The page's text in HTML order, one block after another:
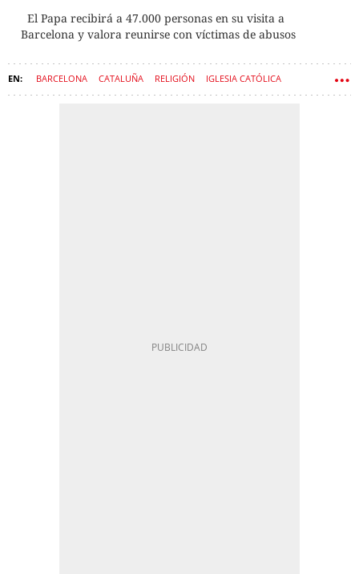
El Papa recibirá a 47.000 personas en su visita a
Barcelona y valora reunirse con víctimas de abusos
BARCELONA CATALUÑA RELIGIÓN IGLESIA CATÓLICA